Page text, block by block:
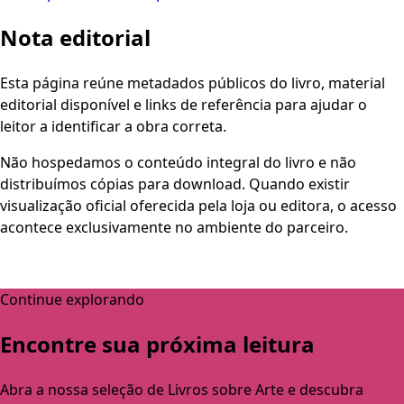
Nota editorial
Esta página reúne metadados públicos do livro, material
editorial disponível e links de referência para ajudar o
leitor a identificar a obra correta.
Não hospedamos o conteúdo integral do livro e não
distribuímos cópias para download. Quando existir
visualização oficial oferecida pela loja ou editora, o acesso
acontece exclusivamente no ambiente do parceiro.
Continue explorando
Encontre sua próxima leitura
Abra a nossa seleção de Livros sobre Arte e descubra